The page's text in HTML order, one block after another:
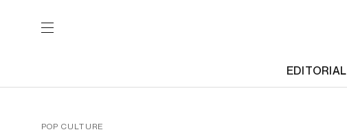
EDITORIAL
POP CULTURE